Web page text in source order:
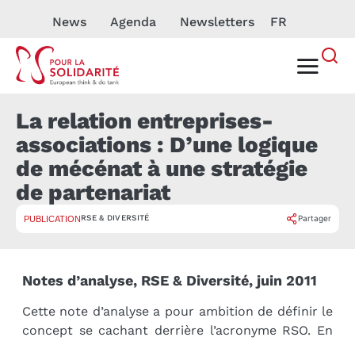
News Agenda Newsletters FR
La relation entreprises-
associations : D’une logique
de mécénat à une stratégie
de partenariat
PUBLICATIONRSE & DIVERSITÉ Partager
Notes d’analyse, RSE & Diversité, juin 2011
Cette note d’analyse a pour ambition de définir le
concept se cachant derrière l’acronyme RSO. En